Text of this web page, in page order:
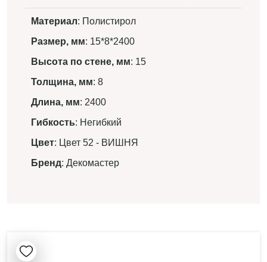
Материал: Полистирол
Размер, мм: 15*8*2400
Высота по стене, мм: 15
Толщина, мм: 8
Длина, мм: 2400
Гибкость: Негибкий
Цвет: Цвет 52 - ВИШНЯ
Бренд: Декомастер